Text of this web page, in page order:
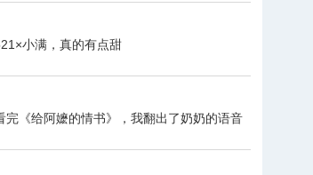
小满，真的有点甜
完《给阿嬷的情书》，我翻出了奶奶的语音